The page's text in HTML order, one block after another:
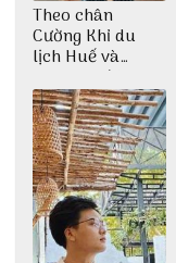
Theo chân
Cường Khỉ du
lịch Huế và
check-in đúng
những góc chụp
đẹp